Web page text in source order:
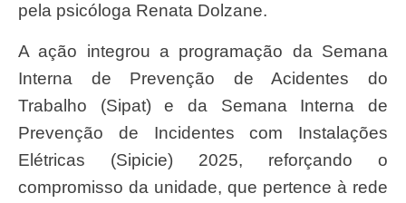
pela psicóloga Renata Dolzane.
A ação integrou a programação da Semana
Interna de Prevenção de Acidentes do
Trabalho (Sipat) e da Semana Interna de
Prevenção de Incidentes com Instalações
Elétricas (Sipicie) 2025, reforçando o
compromisso da unidade, que pertence à rede